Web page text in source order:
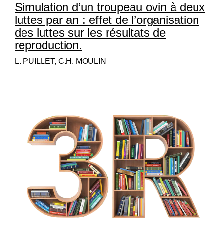
Simulation d’un troupeau ovin à deux
luttes par an : effet de l’organisation
des luttes sur les résultats de
reproduction.
L. PUILLET, C.H. MOULIN